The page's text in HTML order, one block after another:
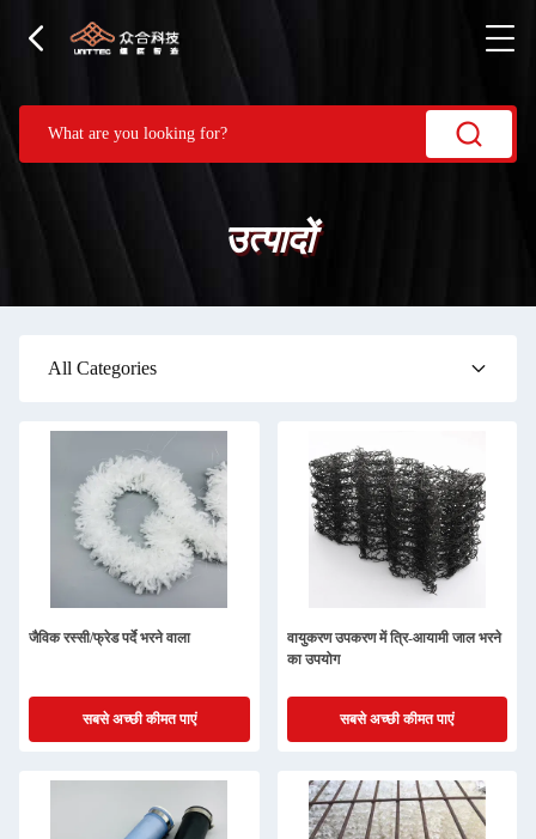
उत्पादों
All Categories
जैविक रस्सी/फ्रेड पर्दे भरने वाला
सबसे अच्छी कीमत पाएं
वायुकरण उपकरण में त्रि-आयामी जाल भरने
का उपयोग
सबसे अच्छी कीमत पाएं